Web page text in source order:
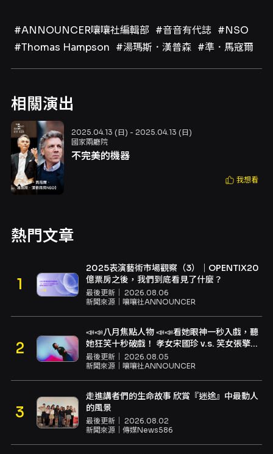
#ANNOUNCER嚷嚷社編輯部 #音音有代誌 #NSO
#Thomas Hampson #湯瑪斯．漢普森 #準．馬寇爾
相關演出
2025.04.13 (日) - 2025.04.13 (日)
國家兩廳院
不完美的機器
我想看
熱門文章
2025表演藝術市場觀察（3）｜OPENTIX20
億票房之後，我們到底看見了什麼？
最後更新｜ 2026.08.06
新聞來源｜ 嚷嚷社ANNOUNCER
📣📣八月焦點人物 📣📣看她眼神一秒入戲，聽
她狂笑十秒破戲！ 孝女宋國珍 v.s. 笑女張擎
佳：本是同根生，相約壓車別太急
最後更新｜ 2026.08.05
新聞來源｜ 嚷嚷社ANNOUNCER
走進講者們的生命故事 欣賞『迷途』中最動人
的風景
最後更新｜ 2026.08.02
新聞來源｜ 傳媒News586